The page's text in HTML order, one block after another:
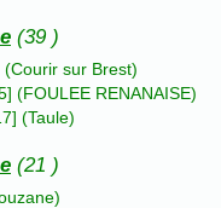
(39 )
(Courir sur Brest)
(FOULEE RENANAISE)
(Taule)
(21 )